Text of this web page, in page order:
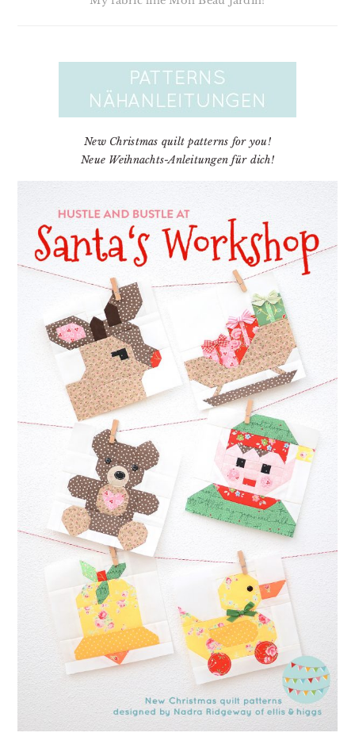
New Christmas quilt patterns for you!
Neue Weihnachts-Anleitungen für dich!